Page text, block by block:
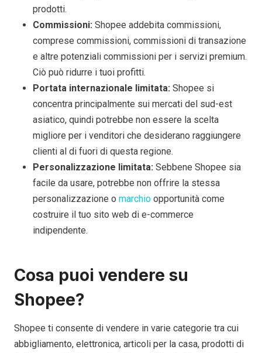
prodotti.
Commissioni: Shopee addebita commissioni,
comprese commissioni, commissioni di transazione
e altre potenziali commissioni per i servizi premium.
Ciò può ridurre i tuoi profitti.
Portata internazionale limitata: Shopee si
concentra principalmente sui mercati del sud-est
asiatico, quindi potrebbe non essere la scelta
migliore per i venditori che desiderano raggiungere
clienti al di fuori di questa regione.
Personalizzazione limitata: Sebbene Shopee sia
facile da usare, potrebbe non offrire la stessa
personalizzazione o marchio opportunità come
costruire il tuo sito web di e-commerce
indipendente.
Cosa puoi vendere su
Shopee?
Shopee ti consente di vendere in varie categorie tra cui
abbigliamento, elettronica, articoli per la casa, prodotti di